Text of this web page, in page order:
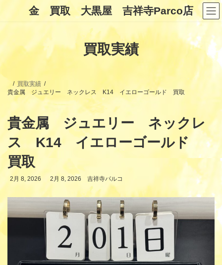
ン
キ
ッ
ー
に
移
金 買取 大黒屋 吉祥寺Parco店
買取実績
買取実績
貴金属 ジュエリー ネックレス K14 イエローゴールド 買取
貴金属 ジュエリー ネックレ
ス K14 イエローゴールド
買取
2月 8, 2026
最
日
2月 8, 2026 吉祥寺パルコ